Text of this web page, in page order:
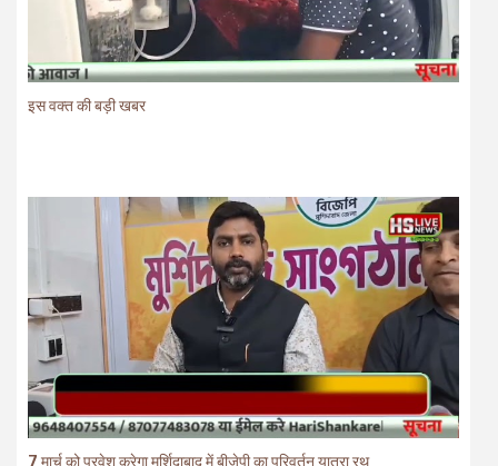
इस वक्त की बड़ी खबर
7 मार्च को प्रवेश करेगा मुर्शिदाबाद में बीजेपी का परिवर्तन यात्रा रथ